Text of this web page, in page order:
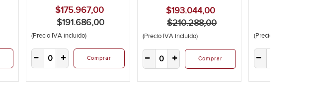
$175.967,00
$191.686,00
(Precio IVA incluido)
Comprar
$193.044,00
$210.288,00
(Precio IVA incluido)
Comprar
(Precio IVA incluido)